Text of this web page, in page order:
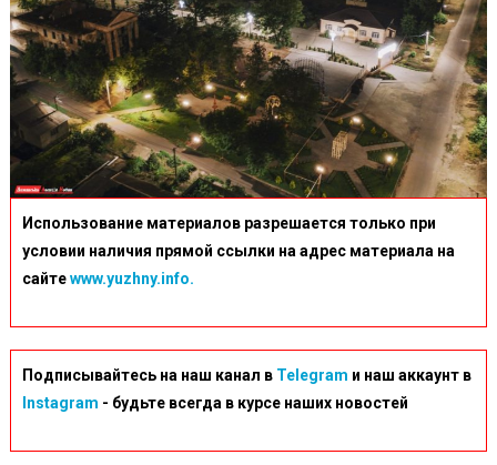
Использование материалов разрешается только при
условии наличия прямой ссылки на адрес материала на
сайтеwww.yuzhny.info.
Подписывайтесь на наш канал в Telegram и наш аккаунт в
Instagram - будьте всегда в курсе наших новостей